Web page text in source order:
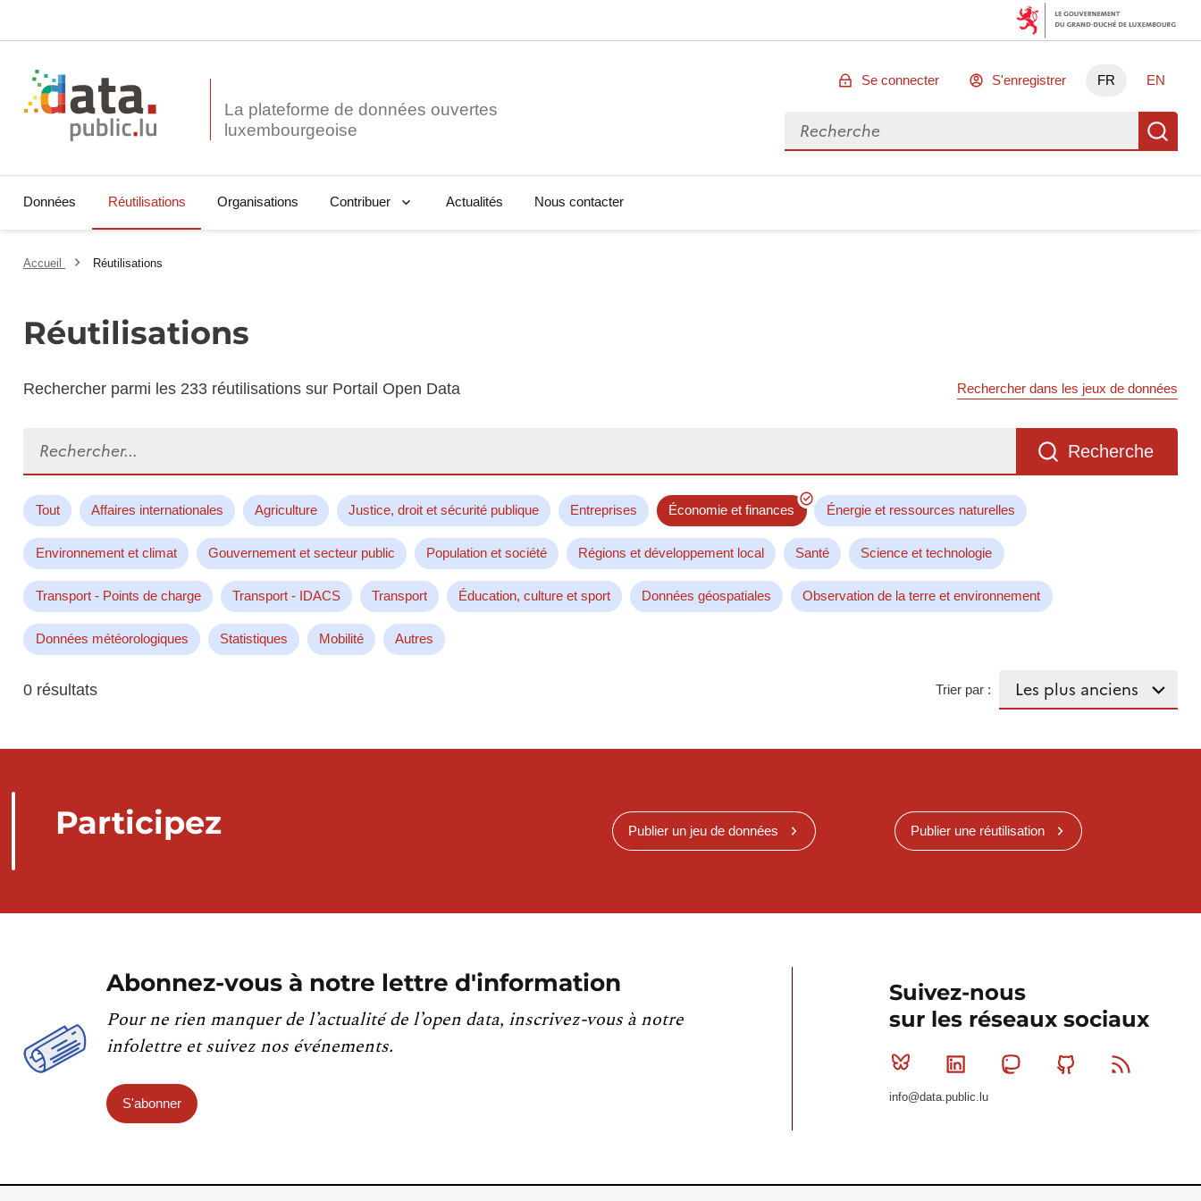
La plateforme de données ouvertes
Se connecter S'enregistrer FR EN
Rechercher des données
Données Réutilisations Organisations Contribuer Actualités Nous contacter
Accueil Réutilisations
Réutilisations
Rechercher parmi les 233 réutilisations sur Portail Open Data Rechercher dans les jeux de données
Recherche
Tout Affaires internationales Agriculture Justice, droit et sécurité publique Entreprises Économie et finances Énergie et ressources naturelles
Environnement et climat Gouvernement et secteur public Population et société Régions et développement local Santé Science et technologie
Transport - Points de charge Transport - IDACS Transport Éducation, culture et sport Données géospatiales Observation de la terre et environnement
Données météorologiques Statistiques Mobilité Autres
0 résultats Trier par :
Participez Publier un jeu de données Publier une réutilisation
Abonnez-vous à notre lettre d'information
Pour ne rien manquer de l’actualité de l’open data, inscrivez-vous à notre
infolettre et suivez nos événements.
S'abonner
Suivez-nous
sur les réseaux sociaux
Bluesky Linkedin MastodonGithub
info@data.public.lu